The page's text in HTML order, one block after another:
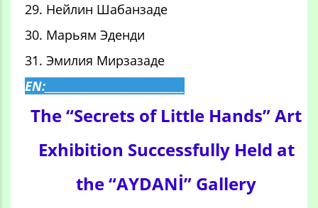
29. Нейлин Шабанзаде
30. Марьям Эденди
31. Эмилия Мирзазаде
EN:____________________________
The “Secrets of Little Hands” Art
Exhibition Successfully Held at
the “AYDANİ” Gallery